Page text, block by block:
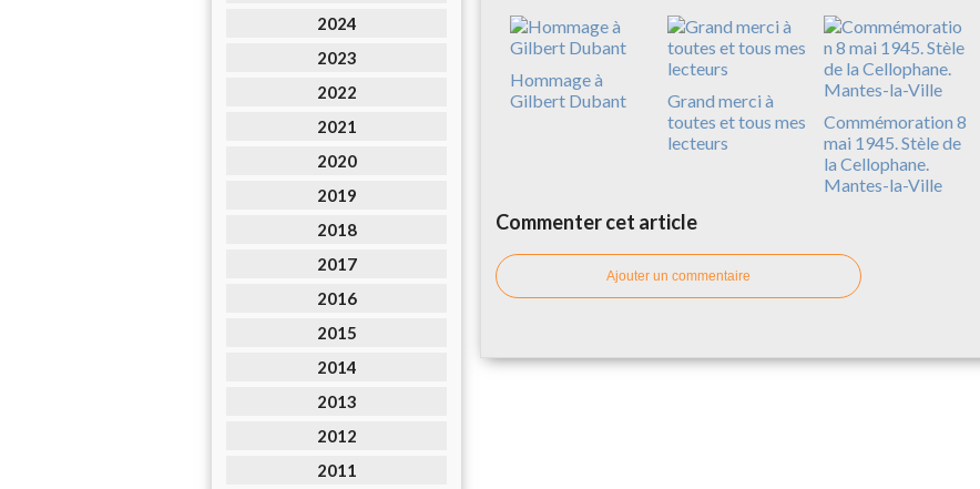
2024
2023
2022
2021
2020
2019
2018
2017
2016
2015
2014
2013
2012
2011
Hommage à
Gilbert Dubant
Grand merci à
toutes et tous mes
lecteurs
Commémoration 8
mai 1945. Stèle de
la Cellophane.
Mantes-la-Ville
Commenter cet article
Ajouter un commentaire